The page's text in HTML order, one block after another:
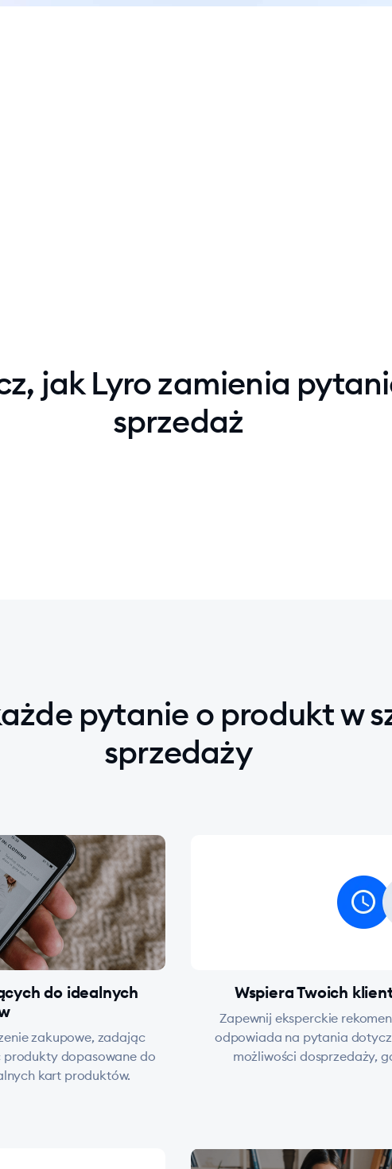
jak Lyro zamienia
sprzedaż
pytanie o produkt w
sprzedaży
do idealnych
zakupowe, zadając
dopasowane do
kart produktów.
Wspiera Twoich
Zapewnij eksperckie
odpowiada na pytania
możliwości dosprzedaży,